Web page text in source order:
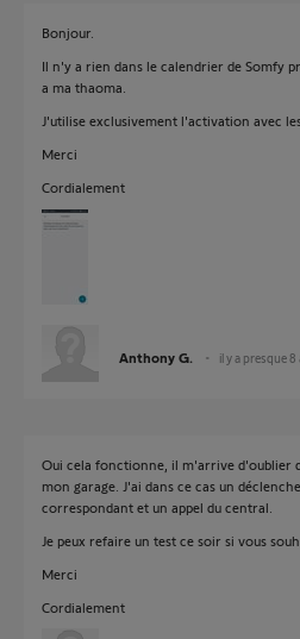
Bonjour.
Il n'y a rien dans le calendrier de Somfy
a ma thaoma.
J'utilise exclusivement l'activation avec les
Merci
Cordialement
Anthony G. il y a presque 8
Oui cela fonctionne, il m'arrive d'oublier
mon garage. J'ai dans ce cas un
correspondant et un appel du central.
Je peux refaire un test ce soir si vous
Merci
Cordialement